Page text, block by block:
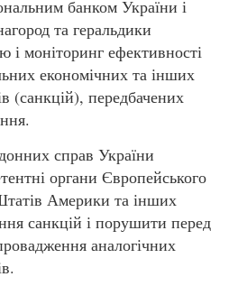
банком України і
та геральдики
і моніторинг ефективності
економічних та інших
(санкцій), передбачених
справ України
органи Європейського
Америки та інших
санкцій і порушити перед
аналогічних